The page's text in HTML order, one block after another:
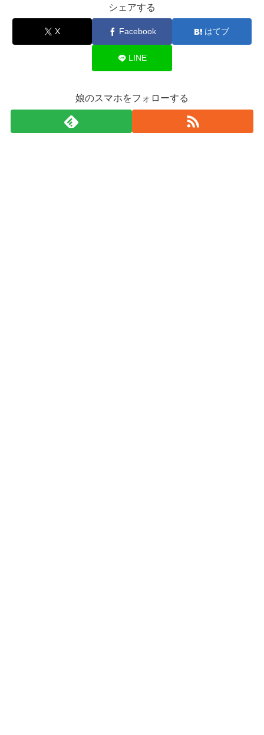
シェアする
X Facebook はてブ
LINE
娘のスマホをフォローする